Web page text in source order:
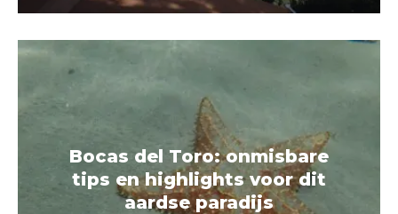
Bocas del Toro: onmisbare
tips en highlights voor dit
aardse paradijs